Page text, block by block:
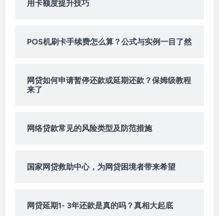
用卡额度提升技巧
POS机刷卡手续费怎么算？公式与实例一目了然
网贷如何申请暂停还款或延期还款？保姆级教程
来了
网络贷款常见的风险类型及防范措施
国家网贷救助中心，为网贷困境者带来希望
网贷延期1- 3年还款是真的吗？真相大起底